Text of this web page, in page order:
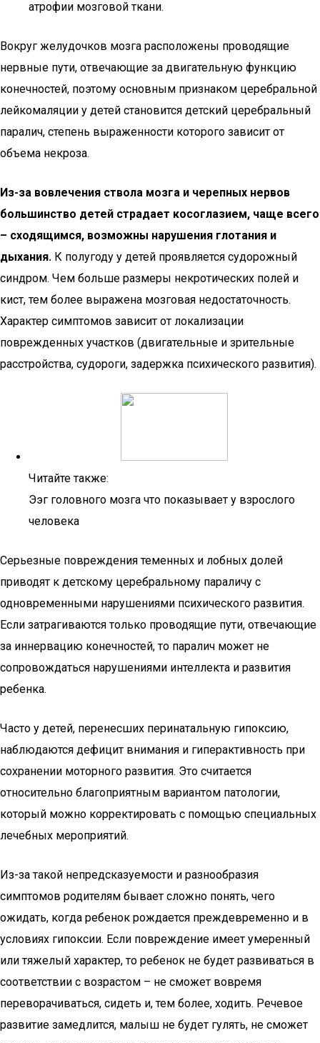
атрофии мозговой ткани.
Вокруг желудочков мозга расположены проводящие
нервные пути, отвечающие за двигательную функцию
конечностей, поэтому основным признаком церебральной
лейкомаляции у детей становится детский церебральный
паралич, степень выраженности которого зависит от
объема некроза.
Из-за вовлечения ствола мозга и черепных нервов
большинство детей страдает косоглазием, чаще всего
– сходящимся, возможны нарушения глотания и
дыхания. К полугоду у детей проявляется судорожный
синдром. Чем больше размеры некротических полей и
кист, тем более выражена мозговая недостаточность.
Характер симптомов зависит от локализации
поврежденных участков (двигательные и зрительные
расстройства, судороги, задержка психического развития).
Читайте также:
Ээг головного мозга что показывает у взрослого
человека
Серьезные повреждения теменных и лобных долей
приводят к детскому церебральному параличу с
одновременными нарушениями психического развития.
Если затрагиваются только проводящие пути, отвечающие
за иннервацию конечностей, то паралич может не
сопровождаться нарушениями интеллекта и развития
ребенка.
Часто у детей, перенесших перинатальную гипоксию,
наблюдаются дефицит внимания и гиперактивность при
сохранении моторного развития. Это считается
относительно благоприятным вариантом патологии,
который можно корректировать с помощью специальных
лечебных мероприятий.
Из-за такой непредсказуемости и разнообразия
симптомов родителям бывает сложно понять, чего
ожидать, когда ребенок рождается преждевременно и в
условиях гипоксии. Если повреждение имеет умеренный
или тяжелый характер, то ребенок не будет развиваться в
соответствии с возрастом – не сможет вовремя
переворачиваться, сидеть и, тем более, ходить. Речевое
развитие замедлится, малыш не будет гулять, не сможет